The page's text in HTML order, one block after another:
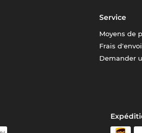
Service
Moyens de
Frais d'envoi
Demander